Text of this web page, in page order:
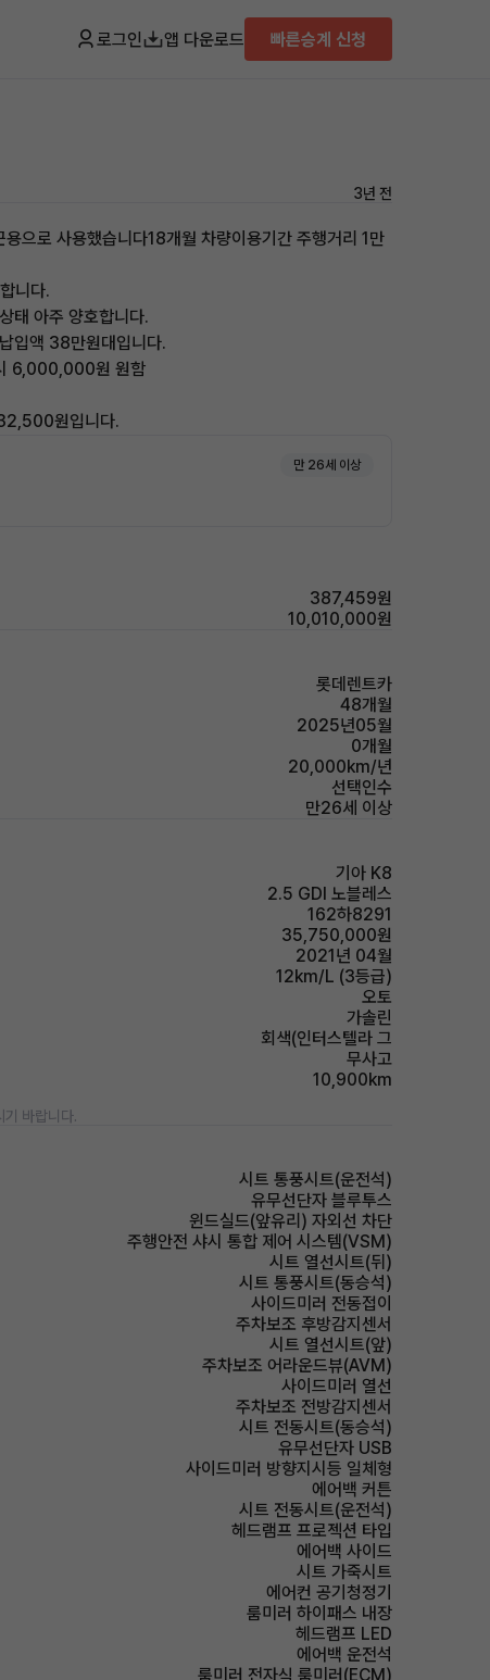
로그인 앱 다운로드 빠른승계 신청
3년 전
으로 사용했습니다18개월 차량이용기간 주행거리 1만
니다.
태 아주 양호합니다.
입액 38만원대입니다.
6,000,000원 원함
원입니다.
만 26세 이상
387,459원
10,010,000원
롯데렌트카
48개월
2025년05월
0개월
20,000km/년
선택인수
만26세 이상
기아 K8
2.5 GDI 노블레스
162하8291
35,750,000원
2021년 04월
12km/L (3등급)
오토
가솔린
회색(인터스텔라 그
무사고
10,900km
기 바랍니다.
시트 통풍시트(운전석)
유무선단자 블루투스
윈드실드(앞유리) 자외선 차단
주행안전 샤시 통합 제어 시스템(VSM)
시트 열선시트(뒤)
시트 통풍시트(동승석)
사이드미러 전동접이
주차보조 후방감지센서
시트 열선시트(앞)
주차보조 어라운드뷰(AVM)
사이드미러 열선
주차보조 전방감지센서
시트 전동시트(동승석)
유무선단자 USB
사이드미러 방향지시등 일체형
에어백 커튼
시트 전동시트(운전석)
헤드램프 프로젝션 타입
에어백 사이드
시트 가죽시트
에어컨 공기청정기
룸미러 하이패스 내장
헤드램프 LED
에어백 운전석
룸미러 전자식 룸미러(ECM)